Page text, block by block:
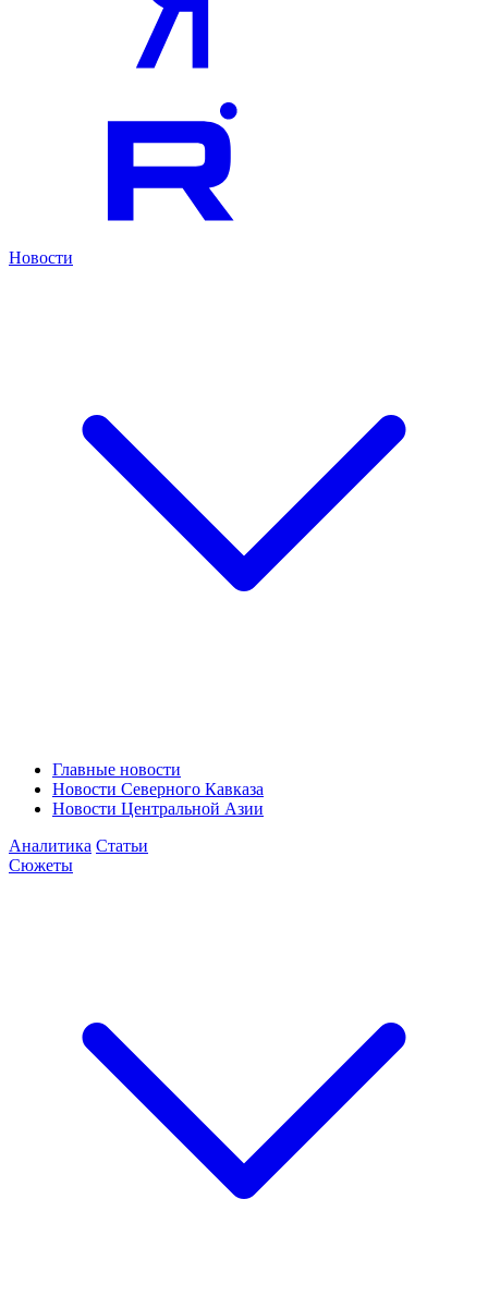
Новости
Главные новости
Новости Северного Кавказа
Новости Центральной Азии
Аналитика Статьи
Сюжеты